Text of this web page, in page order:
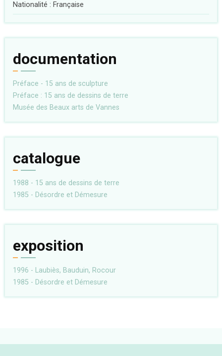
Nationalité : Française
documentation
Préface - 15 ans de sculpture
Préface : 15 ans de dessins de terre
Musée des Beaux arts de Vannes
catalogue
1988 - 15 ans de dessins de terre
1985 - Désordre et Démesure
exposition
1996 - Laubiès, Bauduin, Rocour
1985 - Désordre et Démesure